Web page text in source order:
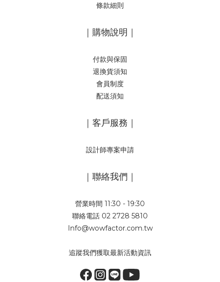
條款細則
｜購物說明｜
付款與保固
退換貨須知
會員制度
配送須知
｜客戶服務｜
設計師專案申請
｜聯絡我們｜
營業時間 11:30 - 19:30
聯絡電話 02 2728 5810
Info@wowfactor.com.tw
追蹤我們獲取最新活動資訊